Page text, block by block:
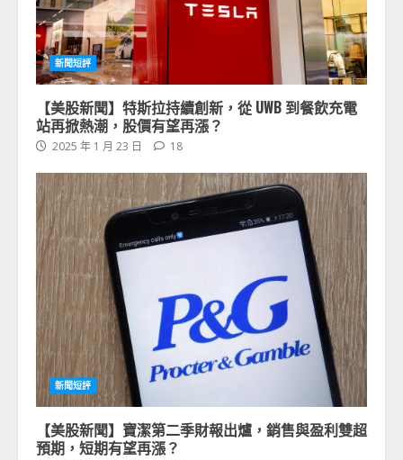
新聞短評
【美股新聞】特斯拉持續創新，從 UWB 到餐飲充電
站再掀熱潮，股價有望再漲？
2025 年 1 月 23 日 18
新聞短評
【美股新聞】寶潔第二季財報出爐，銷售與盈利雙超
預期，短期有望再漲？